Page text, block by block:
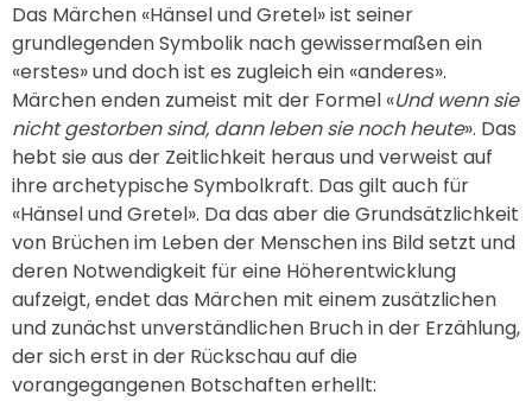
Das Märchen «Hänsel und Gretel» ist seiner
grundlegenden Symbolik nach gewissermaßen ein
«erstes» und doch ist es zugleich ein «anderes».
Märchen enden zumeist mit der Formel «Und wenn sie
nicht gestorben sind, dann leben sie noch heute». Das
hebt sie aus der Zeitlichkeit heraus und verweist auf
ihre archetypische Symbolkraft. Das gilt auch für
«Hänsel und Gretel». Da das aber die Grundsätzlichkeit
von Brüchen im Leben der Menschen ins Bild setzt und
deren Notwendigkeit für eine Höherentwicklung
aufzeigt, endet das Märchen mit einem zusätzlichen
und zunächst unverständlichen Bruch in der Erzählung,
der sich erst in der Rückschau auf die
vorangegangenen Botschaften erhellt: